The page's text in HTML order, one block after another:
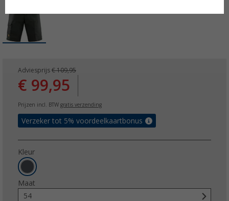
Adviesprijs € 109,95
€ 99,95
Prijzen incl. BTW gratis verzending
Verzeker tot 5% voordeelkaartbonus
Kleur
Maat
54